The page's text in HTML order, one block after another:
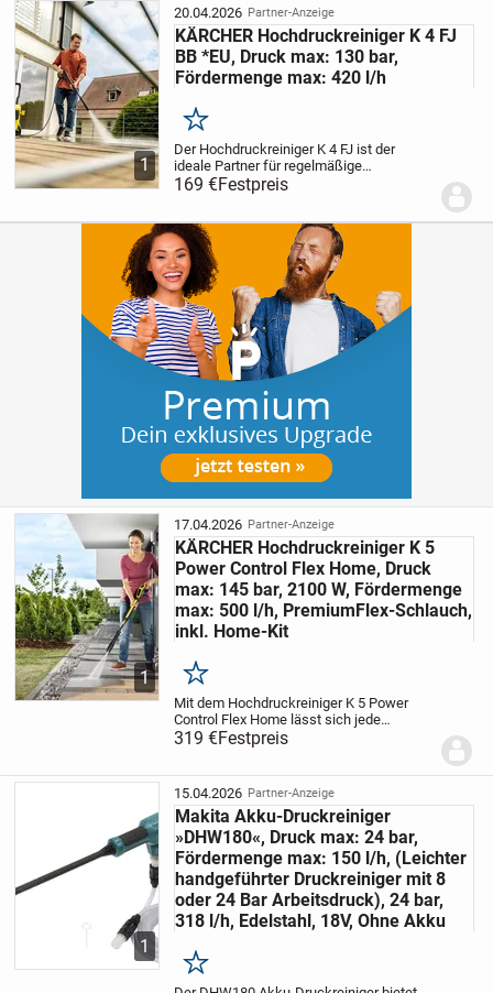
Fassadenreiniger....
1
20.04.2026 Partner-Anzeige
KÄRCHER Hochdruckreiniger K 4 FJ
BB *EU, Druck max: 130 bar,
Fördermenge max: 420 l/h
Merken
Der Hochdruckreiniger K 4 FJ ist der
ideale Partner für regelmäßige
Reinigungseinsätze bei mittleren
Verschmutzungen wie zum Beispiel an
rund ums Haus. Zur...
169 €Festpreis
1
17.04.2026 Partner-Anzeige
KÄRCHER Hochdruckreiniger K 5
Power Control Flex Home, Druck
max: 145 bar, 2100 W, Fördermenge
max: 500 l/h, PremiumFlex-Schlauch,
inkl. Home-Kit
Merken
Mit dem Hochdruckreiniger K 5 Power
Control Flex Home lässt sich jede
Oberfläche mit passendem Druck
reinigen. Um den richtigen Druck zu
Home &, Garden App...
319 €Festpreis
1
15.04.2026 Partner-Anzeige
Makita Akku-Druckreiniger
»DHW180«, Druck max: 24 bar,
Fördermenge max: 150 l/h, (Leichter
handgeführter Druckreiniger mit 8
oder 24 Bar Arbeitsdruck), 24 bar,
318 l/h, Edelstahl, 18V, Ohne Akku
Merken